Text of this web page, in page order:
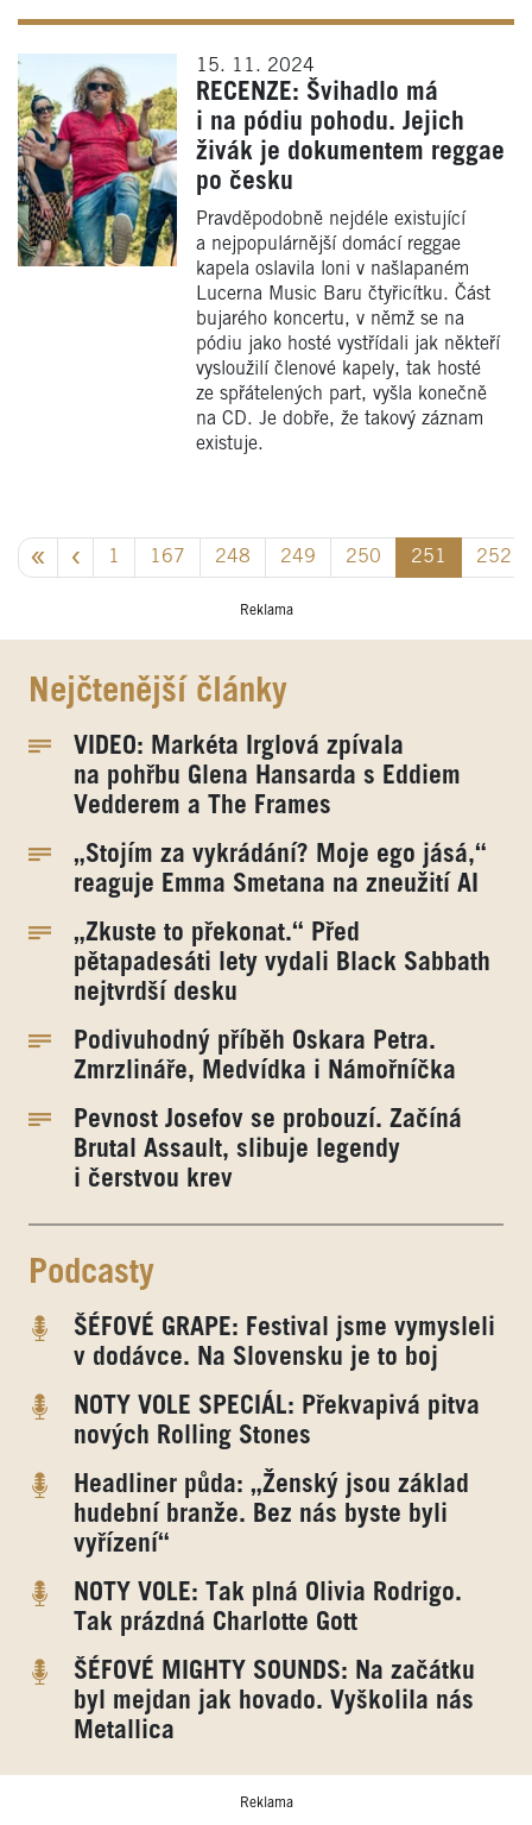
15. 11. 2024
RECENZE: Švihadlo má
i na pódiu pohodu. Jejich
živák je dokumentem reggae
po česku
Pravděpodobně nejdéle existující
a nejpopulárnější domácí reggae
kapela oslavila loni v našlapaném
Lucerna Music Baru čtyřicítku. Část
bujarého koncertu, v němž se na
pódiu jako hosté vystřídali jak někteří
vysloužilí členové kapely, tak hosté
ze spřátelených part, vyšla konečně
na CD. Je dobře, že takový záznam
existuje.
1 167 248 249 250 251 252
Reklama
Nejčtenější články
VIDEO: Markéta Irglová zpívala
na pohřbu Glena Hansarda s Eddiem
Vedderem a The Frames
„Stojím za vykrádání? Moje ego jásá,“
reaguje Emma Smetana na zneužití AI
„Zkuste to překonat.“ Před
pětapadesáti lety vydali Black Sabbath
nejtvrdší desku
Podivuhodný příběh Oskara Petra.
Zmrzlináře, Medvídka i Námořníčka
Pevnost Josefov se probouzí. Začíná
Brutal Assault, slibuje legendy
i čerstvou krev
Podcasty
ŠÉFOVÉ GRAPE: Festival jsme vymysleli
v dodávce. Na Slovensku je to boj
NOTY VOLE SPECIÁL: Překvapivá pitva
nových Rolling Stones
Headliner půda: „Ženský jsou základ
hudební branže. Bez nás byste byli
vyřízení“
NOTY VOLE: Tak plná Olivia Rodrigo.
Tak prázdná Charlotte Gott
ŠÉFOVÉ MIGHTY SOUNDS: Na začátku
byl mejdan jak hovado. Vyškolila nás
Metallica
Reklama